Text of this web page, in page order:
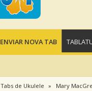
ENVIAR NOVA TAB
Tabs de Ukulele Mary